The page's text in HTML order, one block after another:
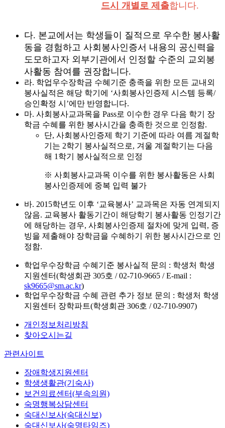
드시 개별로 제출합니다.
다. 본교에서는 학생들이 질적으로 우수한 봉사활
동을 경험하고 사회봉사인증서 내용의 공신력을
도모하고자 외부기관에서 인정할 수준의 교외봉
사활동 참여를 권장합니다.
라. 학업우수장학금 수혜기준 충족을 위한 모든 교내외
봉사실적은 해당 학기에 ‘사회봉사인증제 시스템 등록/
승인확정 시’에만 반영합니다.
마. 사회봉사교과목을 Pass로 이수한 경우 다음 학기 장
학금 수혜를 위한 봉사시간을 충족한 것으로 인정함.
단, 사회봉사인증제 학기 기준에 따라 여름 계절학
기는 2학기 봉사실적으로, 겨울 계절학기는 다음
해 1학기 봉사실적으로 인정
※ 사회봉사교과목 이수를 위한 봉사활동은 사회
봉사인증제에 중복 입력 불가
바. 2015학년도 이후 ‘교육봉사’ 교과목은 자동 연계되지
않음. 교육봉사 활동기간이 해당학기 봉사활동 인정기간
에 해당하는 경우, 사회봉사인증제 절차에 맞게 입력, 증
빙을 제출해야 장학금을 수혜하기 위한 봉사시간으로 인
정함.
학업우수장학금 수혜기준 봉사실적 문의 : 학생처 학생
지원센터(학생회관 305호 / 02-710-9665 / E-mail :
sk9665@sm.ac.kr)
학업우수장학금 수혜 관련 추가 정보 문의 : 학생처 학생
지원센터 장학파트(학생회관 306호 / 02-710-9907)
개인정보처리방침
찾아오시는길
관련사이트
장애학생지원센터
학생생활관(기숙사)
보건의료센터(부속의원)
숙명행복상담센터
숙대신보사(숙대신보)
숙대신보사(숙명타임즈)